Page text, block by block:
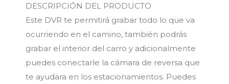
DESCRIPCIÓN DEL PRODUCTO
Este DVR te permitirá grabar todo lo que va
ocurriendo en el camino, también podrás
grabar el interior del carro y adicionalmente
puedes conectarle la cámara de reversa que
te ayudara en los estacionamientos. Puedes